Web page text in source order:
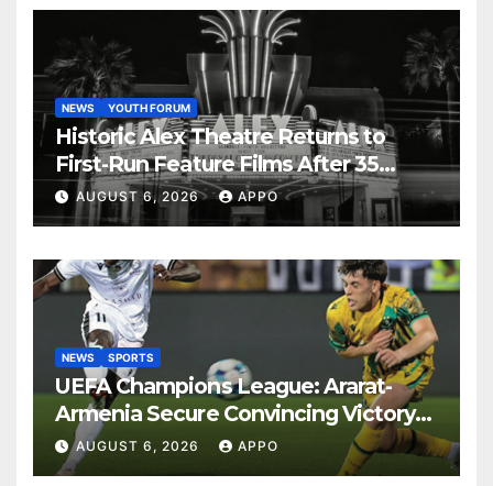
NEWS YOUTH FORUM
Historic Alex Theatre Returns to
First-Run Feature Films After 35
Years
AUGUST 6, 2026 APPO
NEWS SPORTS
UEFA Champions League: Ararat-
Armenia Secure Convincing Victory
Over Shamrock Rovers 2-0
AUGUST 6, 2026 APPO